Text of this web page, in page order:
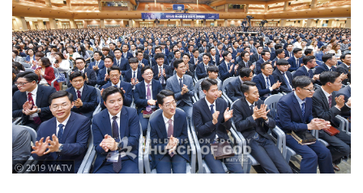
ⓒ 2019 WATV